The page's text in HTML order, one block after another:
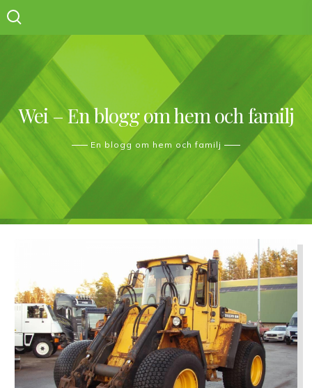
content
Wei – En blogg om hem och familj
En blogg om hem och familj